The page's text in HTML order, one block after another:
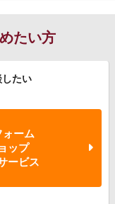
たい方
したい
ォーム
ップ
ービス